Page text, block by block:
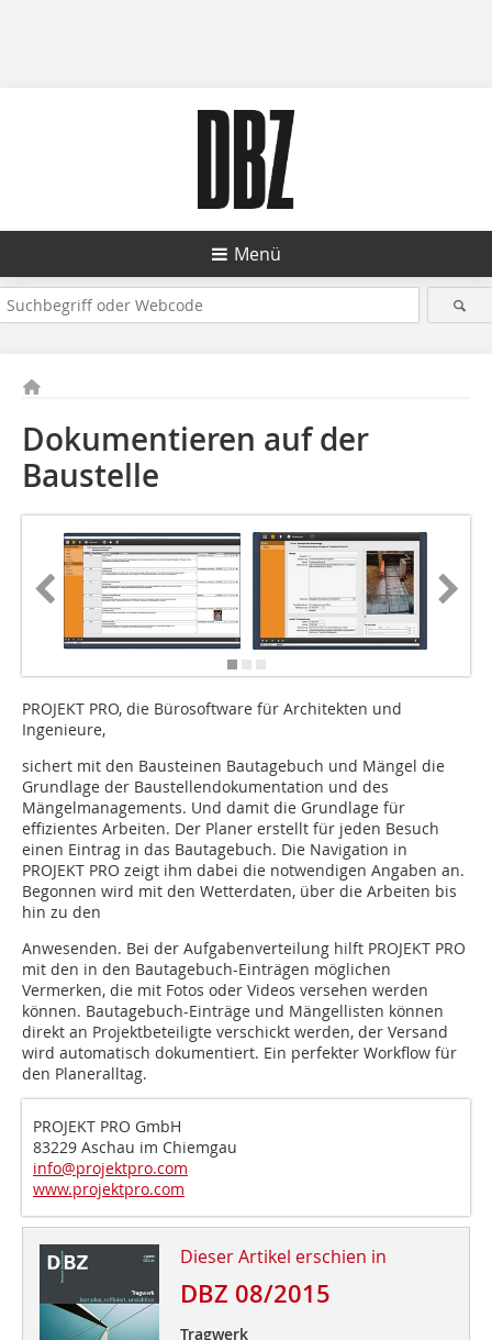
Menü
Dokumentieren auf der
Baustelle
PROJEKT PRO, die Bürosoftware für Architekten und
Ingenieure,
sichert mit den Bausteinen Bautagebuch und Mängel die
Grundlage der Baustellendokumentation und des
Mängelmanagements. Und damit die Grundlage für
effizientes Arbeiten. Der Planer erstellt für jeden Besuch
einen Eintrag in das Bautagebuch. Die Navigation in
PROJEKT PRO zeigt ihm dabei die notwendigen Angaben an.
Begonnen wird mit den Wetterdaten, über die Arbeiten bis
hin zu den
Anwesenden. Bei der Aufgabenverteilung hilft PROJEKT PRO
mit den in den Bautagebuch-Einträgen möglichen
Vermerken, die mit Fotos oder Videos versehen werden
können. Bautagebuch-Einträge und Mängellisten können
direkt an Projektbeteiligte verschickt werden, der Versand
wird automatisch dokumentiert. Ein perfekter Workflow für
den Planeralltag.
PROJEKT PRO GmbH
83229 Aschau im Chiemgau
info@projektpro.com
www.projektpro.com
Dieser Artikel erschien in
DBZ 08/2015
Tragwerk